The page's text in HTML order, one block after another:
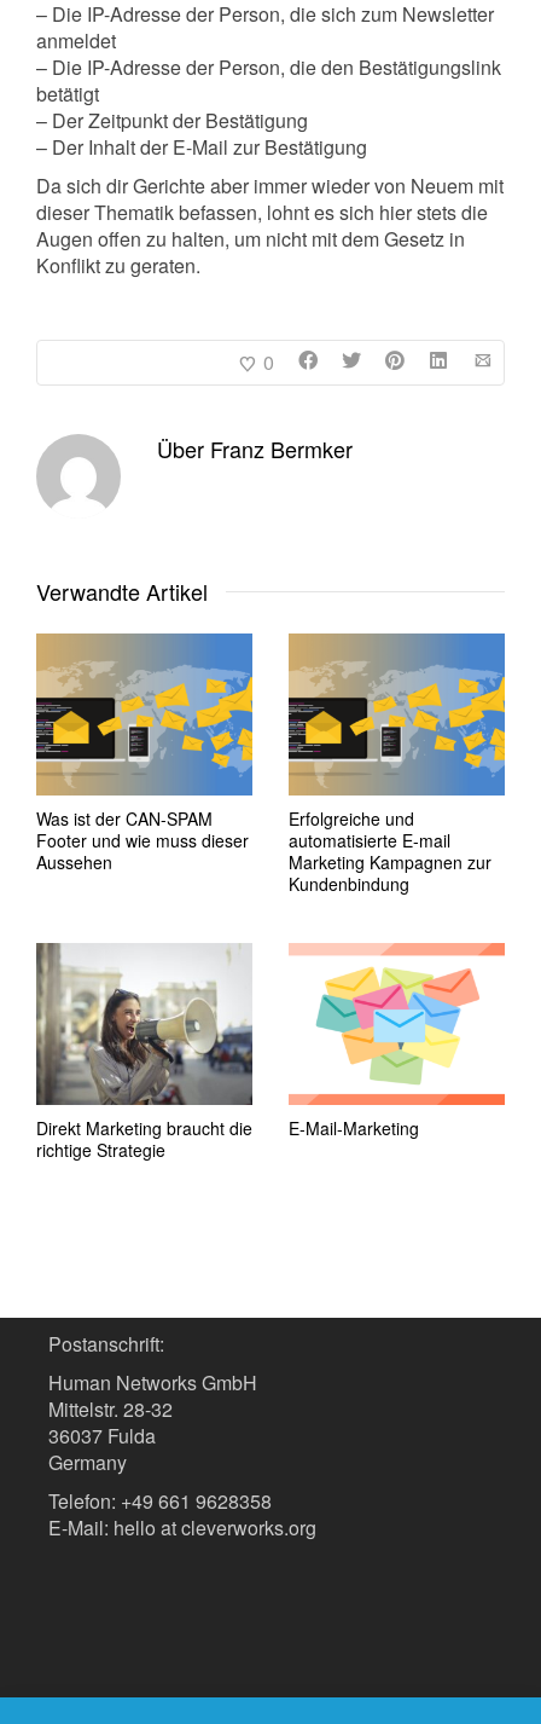
– Die IP-Adresse der Person, die sich zum Newsletter
anmeldet
– Die IP-Adresse der Person, die den Bestätigungslink
betätigt
– Der Zeitpunkt der Bestätigung
– Der Inhalt der E-Mail zur Bestätigung
Da sich dir Gerichte aber immer wieder von Neuem mit
dieser Thematik befassen, lohnt es sich hier stets die
Augen offen zu halten, um nicht mit dem Gesetz in
Konflikt zu geraten.
0
Über Franz Bermker
Verwandte Artikel
Was ist der CAN-SPAM
Footer und wie muss dieser
Aussehen
Erfolgreiche und
automatisierte E-mail
Marketing Kampagnen zur
Kundenbindung
Direkt Marketing braucht die
richtige Strategie
E-Mail-Marketing
Postanschrift:
Human Networks GmbH
Mittelstr. 28-32
36037 Fulda
Germany
Telefon: +49 661 9628358
E-Mail: hello at cleverworks.org